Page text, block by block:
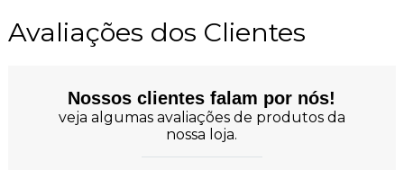
Avaliações dos Clientes
Nossos clientes falam por nós!
veja algumas avaliações de produtos da
nossa loja.